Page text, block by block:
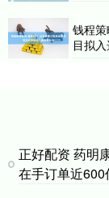
钱程
目拟
正好配资 药明
在手订单近600